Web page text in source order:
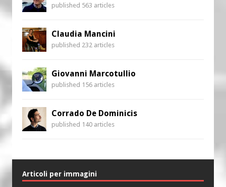
published 563 articles
Claudia Mancini
published 232 articles
Giovanni Marcotullio
published 156 articles
Corrado De Dominicis
published 140 articles
Articoli per immagini